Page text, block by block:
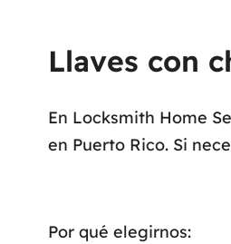
Llaves con
En Locksmith Home
en Puerto Rico. Si
Por qué elegirnos: